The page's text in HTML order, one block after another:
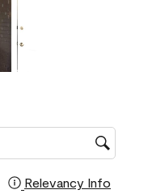
Relevancy Info